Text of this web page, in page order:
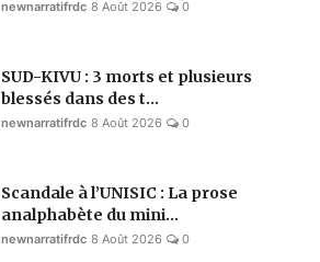
newnarratifrdc 8 Août 2026 0
SUD-KIVU : 3 morts et plusieurs
blessés dans des t...
newnarratifrdc 8 Août 2026 0
Scandale à l’UNISIC : La prose
analphabète du mini...
newnarratifrdc 8 Août 2026 0